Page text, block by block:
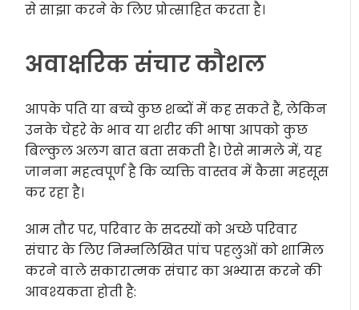
से साझा करने के लिए प्रोत्साहित करता है।
अवाक्षरिक संचार कौशल
आपके पति या बच्चे कुछ शब्दों में कह सकते हैं, लेकिन
उनके चेहरे के भाव या शरीर की भाषा आपको कुछ
बिल्कुल अलग बात बता सकती है। ऐसे मामले में, यह
जानना महत्वपूर्ण है कि व्यक्ति वास्तव में कैसा महसूस
कर रहा है।
आम तौर पर, परिवार के सदस्यों को अच्छे परिवार
संचार के लिए निम्नलिखित पांच पहलुओं को शामिल
करने वाले सकारात्मक संचार का अभ्यास करने की
आवश्यकता होती है: